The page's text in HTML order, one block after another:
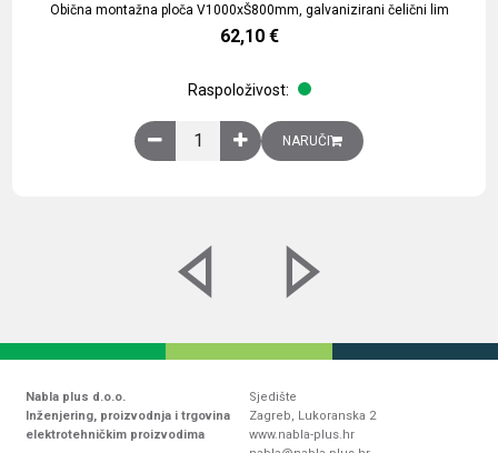
Obična montažna ploča V1000xŠ800mm, galvanizirani čelični lim
62,10 €
Raspoloživost:
Obična montažna ploča V1000xŠ800mm,
NARUČI
Nabla plus d.o.o.
Inženjering, proizvodnja i trgovina
elektrotehničkim proizvodima
Sjedište
Zagreb, Lukoranska 2
www.nabla-plus.hr